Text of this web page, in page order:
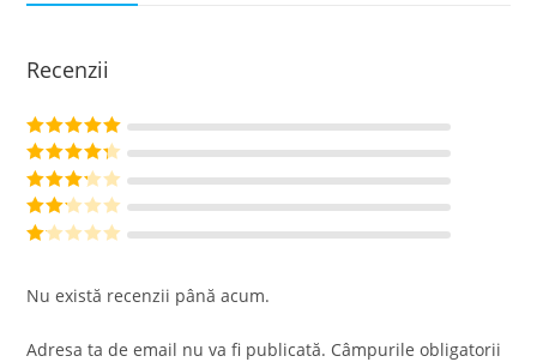
Recenzii
Evaluat la5
din 5
Evaluat la
4din 5
Evaluat
la3din
Evalu
Nu există recenzii până acum.
Adresa ta de email nu va fi publicată. Câmpurile obligatorii